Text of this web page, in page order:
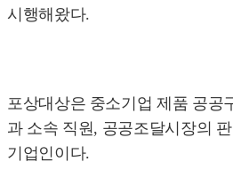
시행해왔다.
포상대상은 중소기업 제품 공공
과 소속 직원, 공공조달시장의
기업인이다.